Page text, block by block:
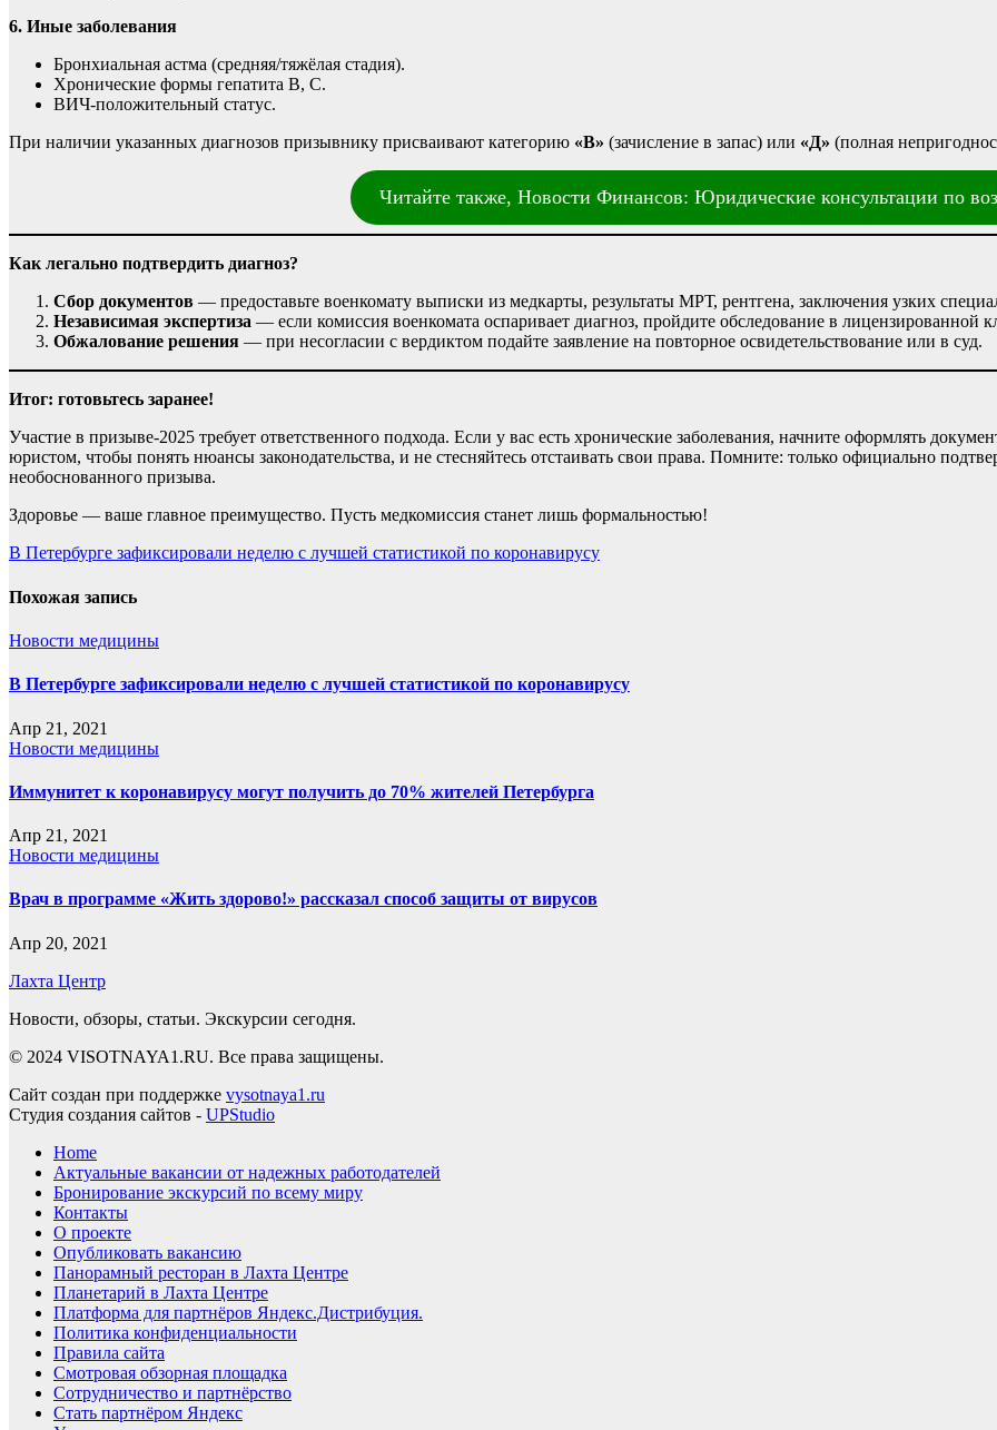
6. Иные заболевания
Бронхиальная астма (средняя/тяжёлая стадия).
Хронические формы гепатита B, C.
ВИЧ-положительный статус.
При наличии указанных диагнозов призывнику присваивают категорию «В» (зачисление в запас) или «Д» (полная
Читайте также, Новости Финансов: Юридические консультации по
Как легально подтвердить диагноз?
Сбор документов — предоставьте военкомату выписки из медкарты, результаты МРТ, рентгена, заключения узких
Независимая экспертиза — если комиссия военкомата оспаривает диагноз, пройдите обследование в лицензированной
Обжалование решения — при несогласии с вердиктом подайте заявление на повторное освидетельствование или в суд.
Итог: готовьтесь заранее!
Участие в призыве-2025 требует ответственного подхода. Если у вас есть хронические заболевания, начните оформлять
юристом, чтобы понять нюансы законодательства, и не стесняйтесь отстаивать свои права. Помните: только официально
необоснованного призыва.
Здоровье — ваше главное преимущество. Пусть медкомиссия станет лишь формальностью!
Навигация
по
В Петербурге зафиксировали неделю с лучшей статистикой по коронавирусу
Похожая запись
Новости медицины
В Петербурге зафиксировали неделю с лучшей статистикой по коронавирусу
Апр 21, 2021
Новости медицины
Иммунитет к коронавирусу могут получить до 70% жителей Петербурга
Апр 21, 2021
Новости медицины
Врач в программе «Жить здорово!» рассказал способ защиты от вирусов
Апр 20, 2021
Лахта Центр
Новости, обзоры, статьи. Экскурсии сегодня.
© 2024 VISOTNAYA1.RU. Все права защищены.
Сайт создан при поддержке vysotnaya1.ru
Студия создания сайтов - UPStudio
Home
Актуальные вакансии от надежных работодателей
Бронирование экскурсий по всему миру
Контакты
О проекте
Опубликовать вакансию
Панорамный ресторан в Лахта Центре
Планетарий в Лахта Центре
Платформа для партнёров Яндекс.Дистрибуция.
Политика конфиденциальности
Правила сайта
Смотровая обзорная площадка
Сотрудничество и партнёрство
Стать партнёром Яндекс